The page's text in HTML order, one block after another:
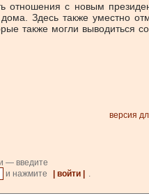
отношения с новым
Здесь также уместно
также могли
версия
— введите
и нажмите | войти |
.